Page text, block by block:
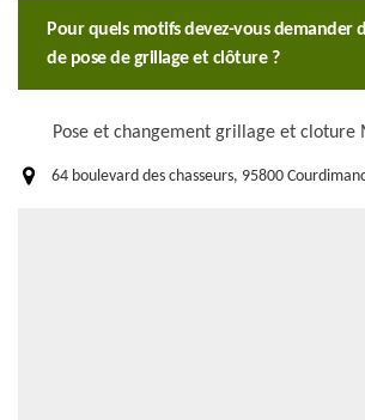
Pour quels motifs devez-vous demander
de pose de grillage et clôture ?
Pose et changement grillage et cloture
64 boulevard des chasseurs, 95800